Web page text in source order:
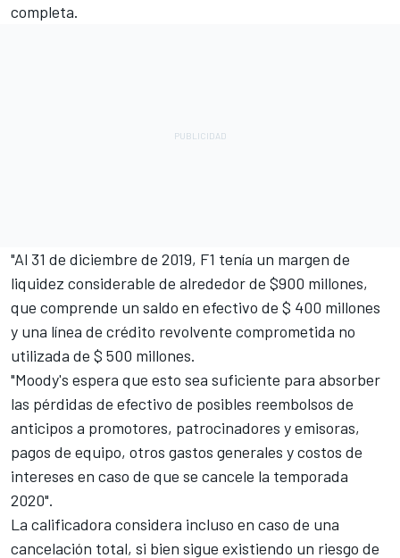
completa.
"Al 31 de diciembre de 2019, F1 tenía un margen de
liquidez considerable de alrededor de $900 millones,
que comprende un saldo en efectivo de $ 400 millones
y una línea de crédito revolvente comprometida no
utilizada de $ 500 millones.
"Moody's espera que esto sea suficiente para absorber
las pérdidas de efectivo de posibles reembolsos de
anticipos a promotores, patrocinadores y emisoras,
pagos de equipo, otros gastos generales y costos de
intereses en caso de que se cancele la temporada
2020".
La calificadora considera incluso en caso de una
cancelación total, si bien sigue existiendo un riesgo de